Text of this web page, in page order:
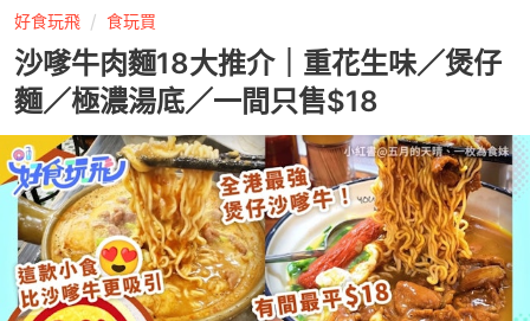
好食玩飛 食玩買
沙嗲牛肉麵18大推介｜重花生味／煲仔
麵／極濃湯底／一間只售$18